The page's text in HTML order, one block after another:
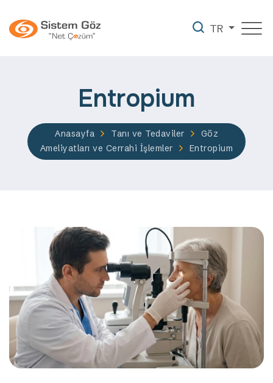
TR
Entropium
Anasayfa Tanı ve Tedaviler
Göz
Ameliyatları ve Cerrahi İşlemler
Entropium